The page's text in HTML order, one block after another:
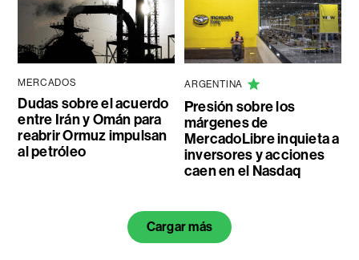
MERCADOS
Dudas sobre el acuerdo
entre Irán y Omán para
reabrir Ormuz impulsan
al petróleo
ARGENTINA
Presión sobre los
márgenes de
MercadoLibre inquieta a
inversores y acciones
caen en el Nasdaq
Cargar más